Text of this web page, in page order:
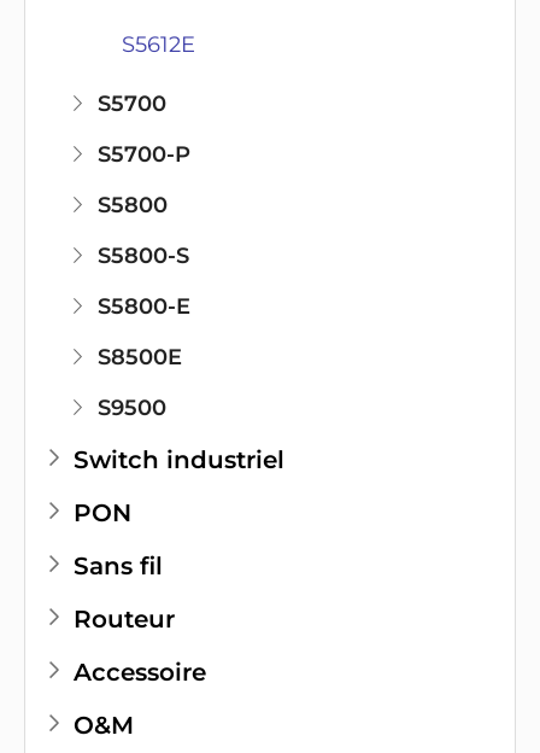
S5612E
S5700
S5700-P
S5800
S5800-S
S5800-E
S8500E
S9500
Switch industriel
PON
Sans fil
Routeur
Accessoire
O&M